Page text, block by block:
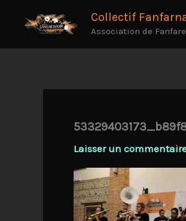
Collectif
Association de
Laisser un